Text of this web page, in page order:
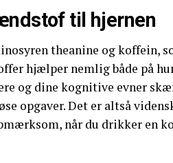
til hjernen
theanine og koffein,
hjælper nemlig både på
og dine kognitive evner
opgaver. Det er altså
når du drikker en